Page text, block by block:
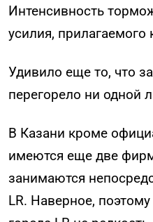
Интенсивность
усилия, прилагаемого
Удивило еще то, что
перегорело ни одной
В Казани кроме
имеются еще две
занимаются
LR. Наверное,